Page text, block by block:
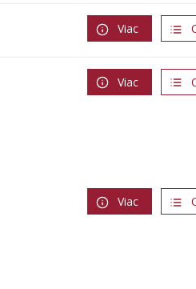
Viac
Viac
Viac